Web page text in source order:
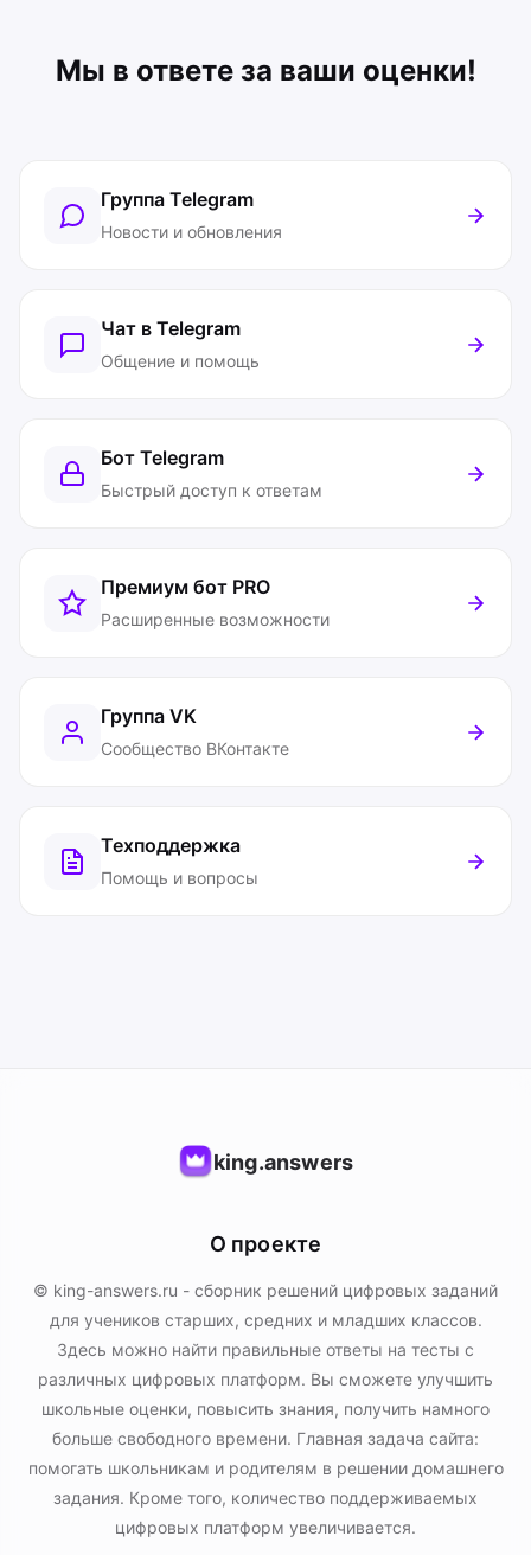
Мы в ответе за ваши оценки!
Группа Telegram
Новости и обновления
Чат в Telegram
Общение и помощь
Бот Telegram
Быстрый доступ к ответам
Премиум бот PRO
Расширенные возможности
Группа VK
Сообщество ВКонтакте
Техподдержка
Помощь и вопросы
king.answers
О проекте
© king-answers.ru - сборник решений цифровых заданий
для учеников старших, средних и младших классов.
Здесь можно найти правильные ответы на тесты с
различных цифровых платформ. Вы сможете улучшить
школьные оценки, повысить знания, получить намного
больше свободного времени. Главная задача сайта:
помогать школьникам и родителям в решении домашнего
задания. Кроме того, количество поддерживаемых
цифровых платформ увеличивается.